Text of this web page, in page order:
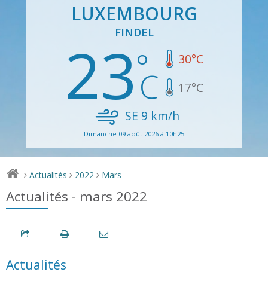
LUXEMBOURG
FINDEL
23 30°C
17°C
SE 9 km/h
Dimanche 09 août 2026 à 10h25
> Actualités > 2022 > Mars
Actualités - mars 2022
Actualités